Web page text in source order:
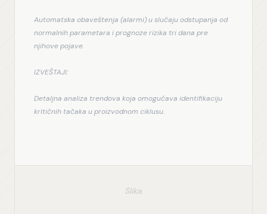
Slika
Automatska obaveštenja (alarmi) u slučaju odstupanja od
normalnih parametara i prognoze rizika tri dana pre
njihove pojave.
IZVEŠTAJI:
Detaljna analiza trendova koja omogućava identifikaciju
kritičnih tačaka u proizvodnom ciklusu.